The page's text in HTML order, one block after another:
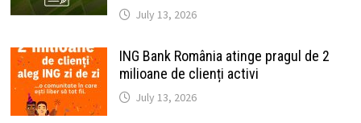
July 13, 2026
ING Bank România atinge pragul de 2
milioane de clienți activi
July 13, 2026